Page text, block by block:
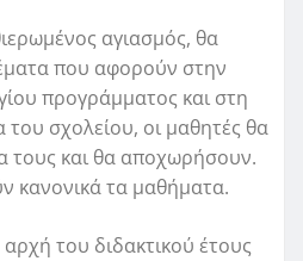
αγιασμός, θα
που αφορούν στην
προγράμματος και στη
του σχολείου, οι μαθητές θα
τους και θα αποχωρήσουν.
κανονικά τα μαθήματα.
του διδακτικού έτους